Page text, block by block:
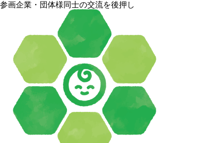
参画企業・団体様同士の交流を後押し